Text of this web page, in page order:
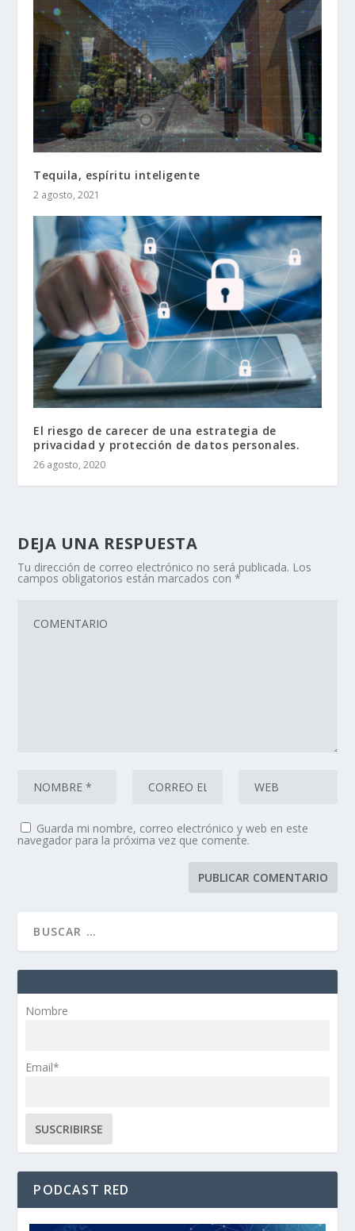
Tequila, espíritu inteligente
2 agosto, 2021
El riesgo de carecer de una estrategia de
privacidad y protección de datos personales.
26 agosto, 2020
DEJA UNA RESPUESTA
Tu dirección de correo electrónico no será publicada. Los
campos obligatorios están marcados con*
Guarda mi nombre, correo electrónico y web en este
navegador para la próxima vez que comente.
Nombre
Email*
PODCAST RED